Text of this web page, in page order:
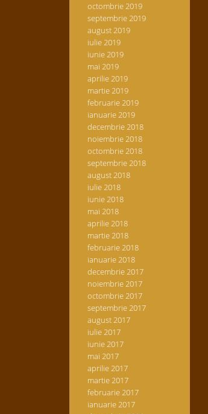
octombrie 2019
septembrie 2019
august 2019
iulie 2019
iunie 2019
mai 2019
aprilie 2019
martie 2019
februarie 2019
ianuarie 2019
decembrie 2018
noiembrie 2018
octombrie 2018
septembrie 2018
august 2018
iulie 2018
iunie 2018
mai 2018
aprilie 2018
martie 2018
februarie 2018
ianuarie 2018
decembrie 2017
noiembrie 2017
octombrie 2017
septembrie 2017
august 2017
iulie 2017
iunie 2017
mai 2017
aprilie 2017
martie 2017
februarie 2017
ianuarie 2017